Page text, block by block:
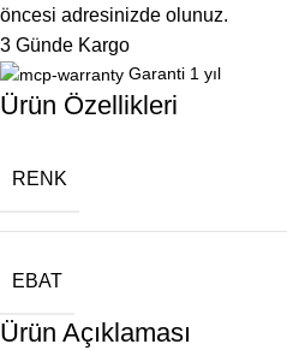
öncesi adresinizde olunuz.
3 Günde Kargo
Garanti 1 yıl
Ürün Özellikleri
RENK
EBAT
Ürün Açıklaması